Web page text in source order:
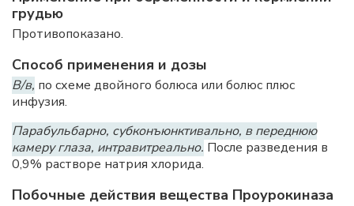
грудью
Противопоказано.
Способ применения и дозы
В/в, по схеме двойного болюса или болюс плюс
инфузия.
Парабульбарно, субконъюнктивально, в переднюю
камеру глаза, интравитреально. После разведения в
0,9% растворе натрия хлорида.
Побочные действия вещества Проурокиназа